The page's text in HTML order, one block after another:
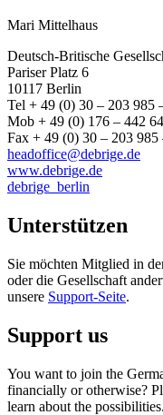
Mari Mittelhaus
Deutsch-Britische
Pariser Platz 6
10117 Berlin
Tel + 49 (0) 30 – 203 985
Mob + 49 (0) 176 – 442
Fax + 49 (0) 30 – 203 985
headoffice@debrige.de
www.debrige.de
debrige_berlin
Unterstützen
Sie möchten Mitglied in
oder die Gesellschaft
unsere Support-Seite.
Support us
You want to join the
financially or otherwise?
learn about the possibilities.